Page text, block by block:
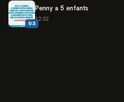
03
Penny a 5 enfants
12.02